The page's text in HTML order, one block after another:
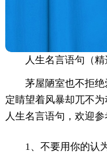
人生名言语句（精
茅屋陋室也不拒
定睛望着风暴却兀不
人生名言语句，欢迎参
1、不要用你的认